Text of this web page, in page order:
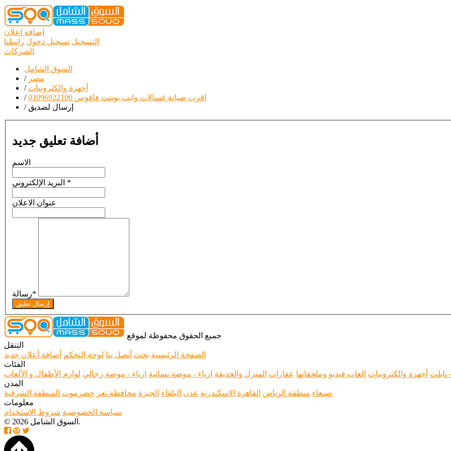
إضافة إعلان
التسجيل تسجيل دخول راسلنا
الشركات
السوق الشامل
/ مصر
/ أجهزة والكترونيات
/
اقرب صيانة غسالات وايت بوينت فاقوس 01096922100
/ إرسال لصديق
أضافة تعليق جديد
الاسم
*
عنوان الاعلان
رسالة*
إرسال تعليق
جميع الحقوق محفوظة لموقع
التنقل
الصفحة الرئيسية بحث أتصل بنا لوحة التحكم أضافة أعلان جديد
الفئات
تابلت أجهزة والكترونيات العاب فيديو وملحقاتها عقارات المنزل والحديقة ازياء - موضة نسائية ازياء - موضة رجالي لوازم الأطفال و الألعاب
المدن
صنعاء منطقة الرياض القاهرة الإسكندرية عدن البلقاء الجيزة محافظة تعز حضرموت المنطقة الشرقية
معلومات
سياسة الخصوصية شروط الاستخدام
© 2026 السوق الشامل.